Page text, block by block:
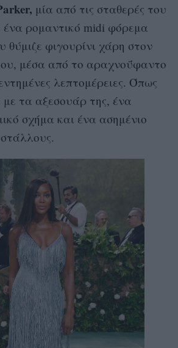
μία από τις σταθερές του
ένα ρομαντικό midi φόρεμα
θύμιζε φιγουρίνι χάρη στον
μέσα από το αραχνοΰφαντο
λεπτομέρειες. Όπως
τα αξεσουάρ της, ένα
σχήμα και ένα ασημένιο